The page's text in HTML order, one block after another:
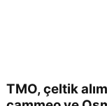
TMO, çeltik